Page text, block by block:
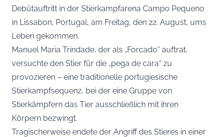
Debütauftritt in der Stierkampfarena Campo Pequeno
in Lissabon, Portugal, am Freitag, den 22. August, ums
Leben gekommen.
Manuel Maria Trindade, der als „Forcado“ auftrat,
versuchte den Stier für die „pega de cara“ zu
provozieren – eine traditionelle portugiesische
Stierkampfsequenz, bei der eine Gruppe von
Stierkämpfern das Tier ausschließlich mit ihren
Körpern bezwingt.
Tragischerweise endete der Angriff des Stieres in einer